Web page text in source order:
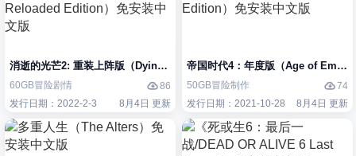
消逝的光芒2: 重装上阵版（Dying Light 2 Stay Human: Reloaded Edition
60GB冒险剧情
86
发行日期：2022-2-3
8月4日 更新
帝国时代4：年度版（Age of
50GB冒险制作
74
发行日期：2021-10-28
8月4日 更新